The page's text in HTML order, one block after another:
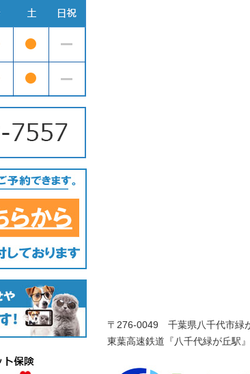
〒276-0049 千葉県八千代市緑
東葉高速鉄道『八千代緑が丘駅